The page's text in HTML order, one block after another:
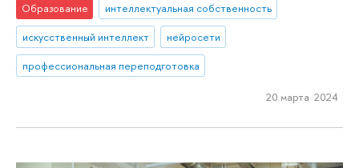
Образование
интеллектуальная собственность
искусственный интеллект
нейросети
профессиональная переподготовка
20 марта 2024